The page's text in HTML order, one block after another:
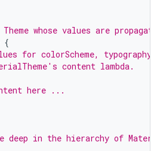
whose values are
{
for colorScheme,
content lambda.
here ...
deep in the hierarchy of